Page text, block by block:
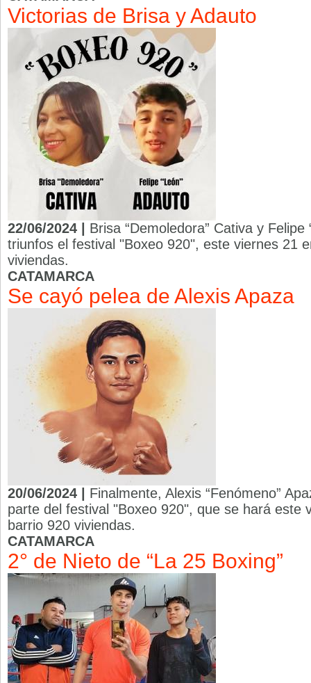
Victorias de Brisa y Adauto
22/06/2024 | Brisa “Demoledora” Cativa y
triunfos el festival "Boxeo 920", este viernes 21
viviendas.
CATAMARCA
Se cayó pelea de Alexis Apaza
20/06/2024 | Finalmente, Alexis “Fenómeno”
parte del festival "Boxeo 920", que se hará este
barrio 920 viviendas.
CATAMARCA
2° de Nieto de “La 25 Boxing”